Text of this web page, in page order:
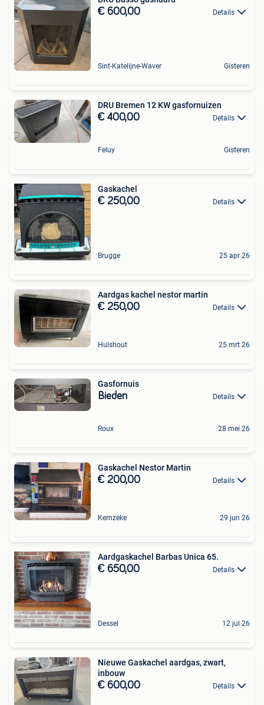
€ 600,00 Details
Sint-Katelijne-Waver Gisteren
DRU Bremen 12 KW gasfornuizen
€ 400,00 Details
Feluy Gisteren
Gaskachel
€ 250,00 Details
Brugge 25 apr 26
Aardgas kachel nestor martin
€ 250,00 Details
Hulshout 25 mrt 26
Gasfornuis
Bieden Details
Roux 28 mei 26
Gaskachel Nestor Martin
€ 200,00 Details
Kemzeke 29 jun 26
Aardgaskachel Barbas Unica 65.
€ 650,00 Details
Dessel 12 jul 26
Nieuwe Gaskachel aardgas, zwart,
inbouw
€ 600,00 Details